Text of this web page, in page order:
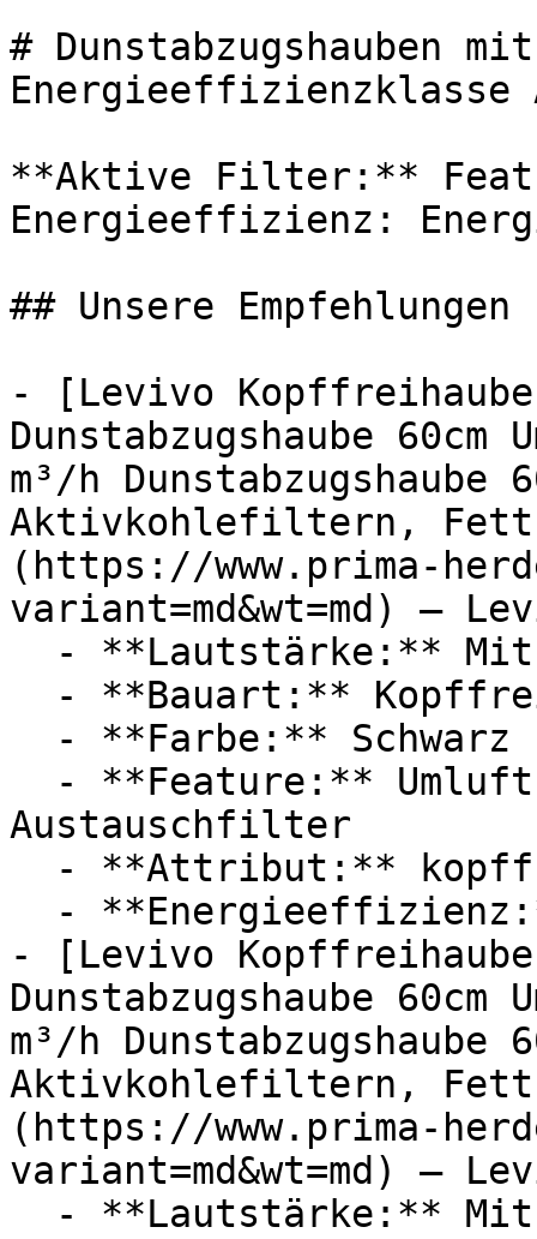
# Dunstabzugshauben
Energieeffizienzklasse
**Aktive Filter:**
Energieeffizienz:
## Unsere Empfehlungen
- [Levivo Kopffreihaube
Dunstabzugshaube
m³/h
Aktivkohlefiltern,
(https://www.prima-
variant=md&wt=md) —
Austauschfilter
- [Levivo Kopffreihaube
Dunstabzugshaube
m³/h
Aktivkohlefiltern,
(https://www.prima-
variant=md&wt=md) —